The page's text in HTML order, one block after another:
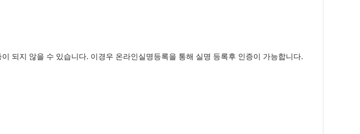
되지 않을 수 있습니다. 이경우 온라인실명등록을 통해 실명 등록후 인증이 가능합니다.